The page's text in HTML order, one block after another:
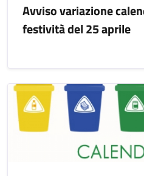
Avviso variazione
festività del 25 aprile